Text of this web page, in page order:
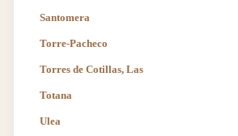
Santomera
Torre-Pacheco
Torres de Cotillas, Las
Totana
Ulea